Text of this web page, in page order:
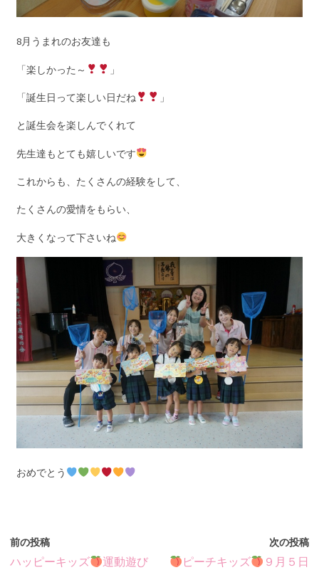
8月うまれのお友達も
「楽しかった～ 」
「誕生日って楽しい日だね 」
と誕生会を楽しんでくれて
先生達もとても嬉しいです
これからも、たくさんの経験をして、
たくさんの愛情をもらい、
大きくなって下さいね
おめでとう
前の投稿
ハッピーキッズ 運動遊び
次の投稿
ピーチキッズ ９月５日